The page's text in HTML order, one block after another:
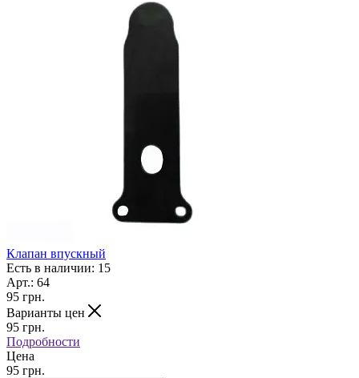
Клапан впускный
Есть в наличии: 15
Арт.: 64
95 грн.
Варианты цен
95 грн.
Подробности
Цена
95 грн.